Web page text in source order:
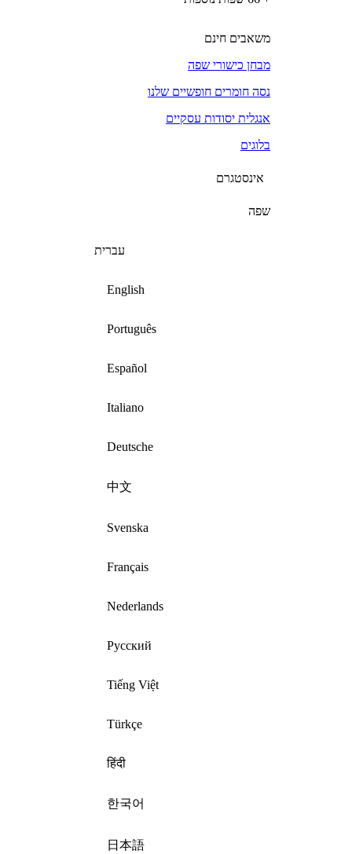
משאבים חינם
מבחן כישורי שפה
נסה חומרים חופשיים שלנו
אנגלית יסודות עסקיים
בלוגים
אינסטגרם
שפה
עברית
English
Português
Español
Italiano
Deutsche
中文
Svenska
Français
Nederlands
Русский
Tiếng Việt
Türkçe
हिंदी
한국어
日本語